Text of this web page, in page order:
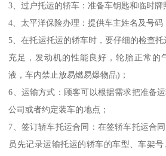
3、过户托运的轿车：准备车钥匙和临时牌
4、太平洋保险办理：提供车主姓名及号码
5、在托运托运的轿车时，要仔细的检查
充足，发动机的性能良好，轮胎正常的
液，车内禁止放易燃易爆物品)；
6、运输方式：顾客可以根据需求把准备
公司或者约定装车的地点；
7、签订轿车托运合同：在签轿车托运合
员先记录运输托运的轿车的车型、车架号